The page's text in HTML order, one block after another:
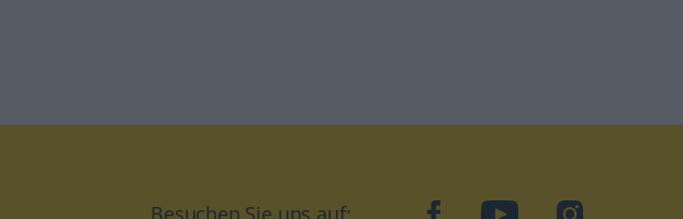
facebookYouTubeInstagram